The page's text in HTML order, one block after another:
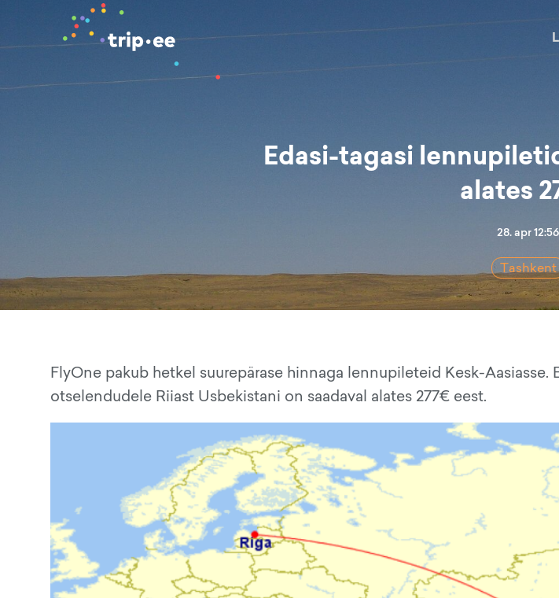
Edasi-tagasi
alates
28. apr 12:56
Tashkent
FlyOne pakub hetkel suurepärase hinnaga lennupileteid Kesk-
otselendudele Riiast Usbekistani on saadaval alates 277€ eest.